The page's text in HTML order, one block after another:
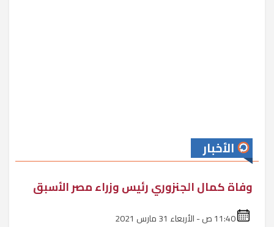
الأخبار
وفاة كمال الجنزوري رئيس وزراء مصر الأسبق